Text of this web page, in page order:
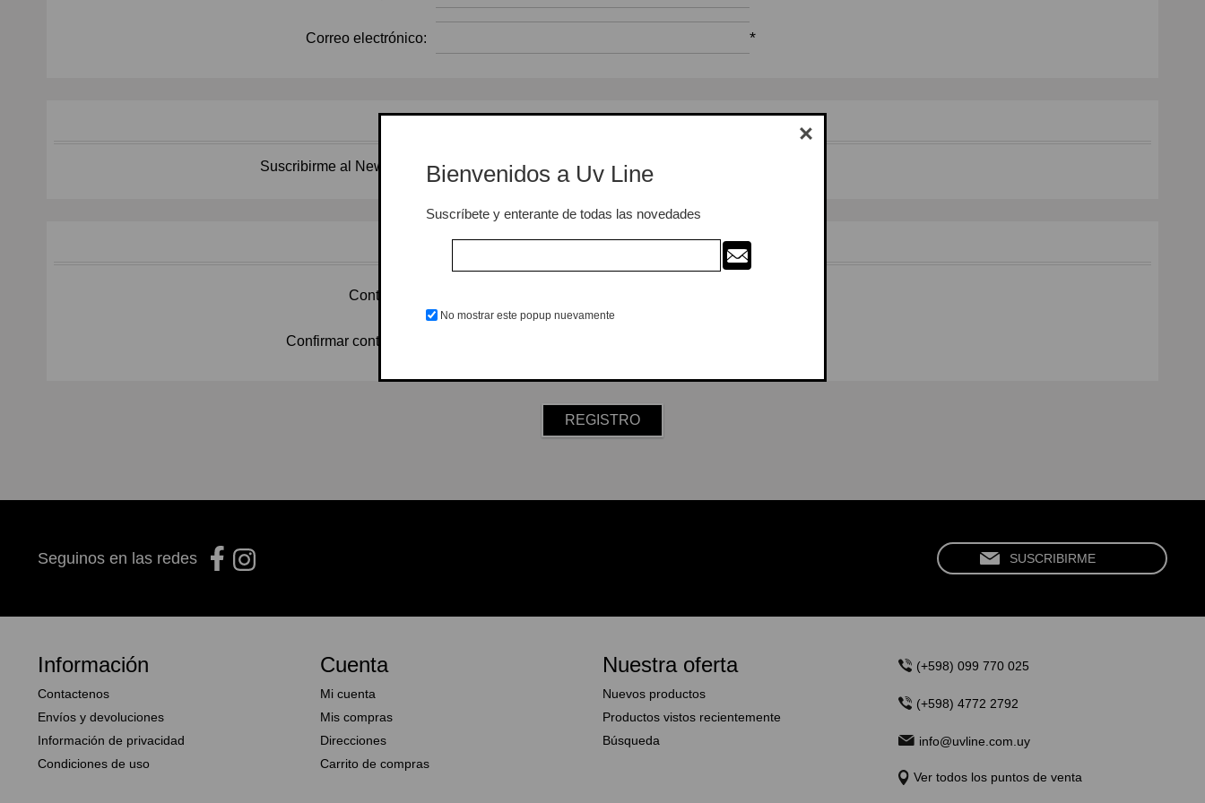
Correo electrónico: *
Opciones
Suscribirme al Newsletter:
Su contraseña
Contraseña:
Confirmar contraseña:
Seguinos en las redes
Información
Contactenos
Envíos y devoluciones
Información de privacidad
Condiciones de uso
Cuenta
Mi cuenta
Mis compras
Direcciones
Carrito de compras
Nuestra oferta
Nuevos productos
Productos vistos recientemente
Búsqueda
(+598) 099 770 025
(+598) 4772 2792
info@uvline.com.uy
Ver todos los puntos de venta
Bienvenidos a Uv Line
Suscríbete y enterante de todas las novedades
No mostrar este popup nuevamente